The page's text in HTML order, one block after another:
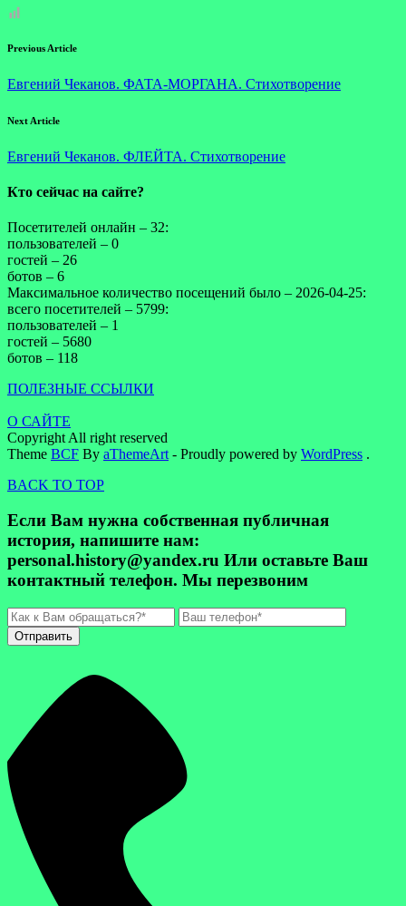
Previous Article
Евгений Чеканов. ФАТА-МОРГАНА. Стихотворение
Next Article
Евгений Чеканов. ФЛЕЙТА. Стихотворение
Кто сейчас на сайте?
Посетителей онлайн – 32:
пользователей – 0
гостей – 26
ботов – 6
Максимальное количество посещений было – 2026-04-25:
всего посетителей – 5799:
пользователей – 1
гостей – 5680
ботов – 118
ПОЛЕЗНЫЕ ССЫЛКИ
О САЙТЕ
Copyright All right reserved
Theme BCF By aThemeArt - Proudly powered by WordPress .
BACK TO TOP
Если Вам нужна собственная публичная
история, напишите нам:
personal.history@yandex.ru Или оставьте Ваш
контактный телефон. Мы перезвоним
Отправить